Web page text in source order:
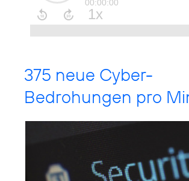
375 neue Cyber-
Bedrohungen pro